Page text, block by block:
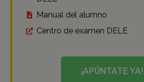
Manual del alumno
Centro de examen DELE
¡APÚNTATE YA!